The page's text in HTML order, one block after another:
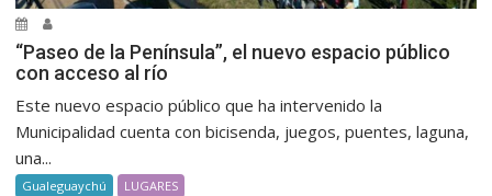
“Paseo de la Península”, el nuevo espacio público
con acceso al río
Este nuevo espacio público que ha intervenido la
Municipalidad cuenta con bicisenda, juegos, puentes, laguna,
una...
Gualeguaychú LUGARES